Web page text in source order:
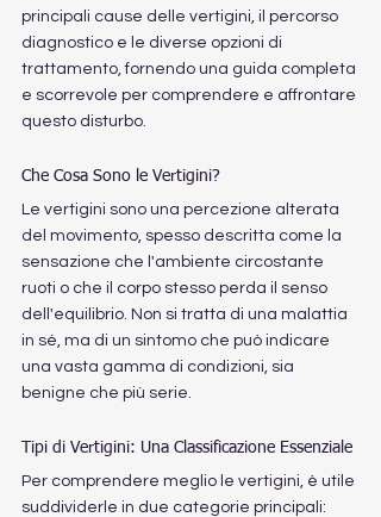
principali cause delle vertigini, il percorso
diagnostico e le diverse opzioni di
trattamento, fornendo una guida completa
e scorrevole per comprendere e affrontare
questo disturbo.
Che Cosa Sono le Vertigini?
Le vertigini sono una percezione alterata
del movimento, spesso descritta come la
sensazione che l'ambiente circostante
ruoti o che il corpo stesso perda il senso
dell'equilibrio. Non si tratta di una malattia
in sé, ma di un sintomo che può indicare
una vasta gamma di condizioni, sia
benigne che più serie.
Tipi di Vertigini: Una Classificazione Essenziale
Per comprendere meglio le vertigini, è utile
suddividerle in due categorie principali: